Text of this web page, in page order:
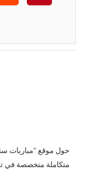
حول موقع "مباريات
متكاملة متخصصة في